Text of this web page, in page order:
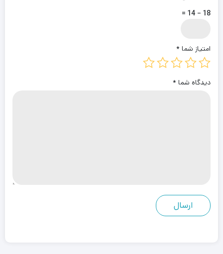
18 − 14 =
امتیاز شما *
دیدگاه شما *